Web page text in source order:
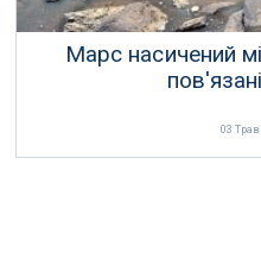
Марс насичений
03